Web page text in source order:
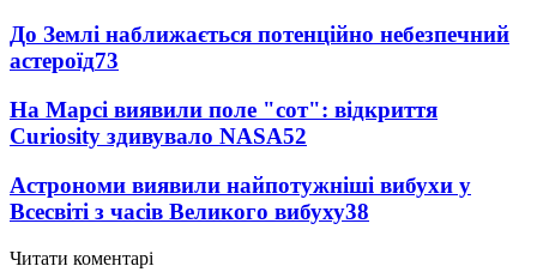
До Землі наближається потенційно небезпечний
астероїд73
На Марсі виявили поле "сот": відкриття
Curiosity здивувало NASA52
Астрономи виявили найпотужніші вибухи у
Всесвіті з часів Великого вибуху38
Читати коментарі